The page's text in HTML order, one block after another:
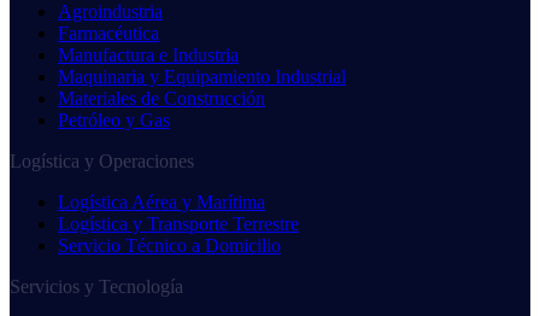
Agroindustria
Farmacéutica
Manufactura e Industria
Maquinaria y Equipamiento Industrial
Materiales de Construcción
Petróleo y Gas
Logística y Operaciones
Logística Aérea y Marítima
Logística y Transporte Terrestre
Servicio Técnico a Domicilio
Servicios y Tecnología